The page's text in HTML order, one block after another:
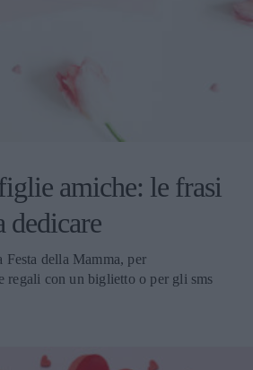
amiche: le frasi
dedicare
Festa della Mamma, per
regali con un biglietto o per gli sms